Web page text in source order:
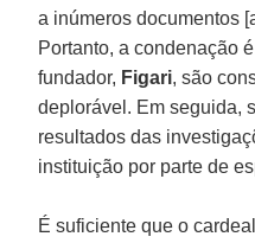
a inúmeros documentos
Portanto, a condenação
fundador, Figari, são
deplorável. Em seguida,
resultados das
instituição por parte de
É suficiente que o